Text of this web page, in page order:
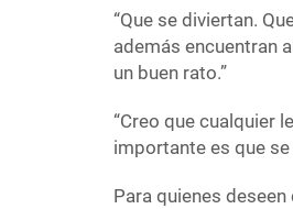
“Que se diviertan.
además encuentran
un buen rato.”
“Creo que cualquier
importante es que
Para quienes